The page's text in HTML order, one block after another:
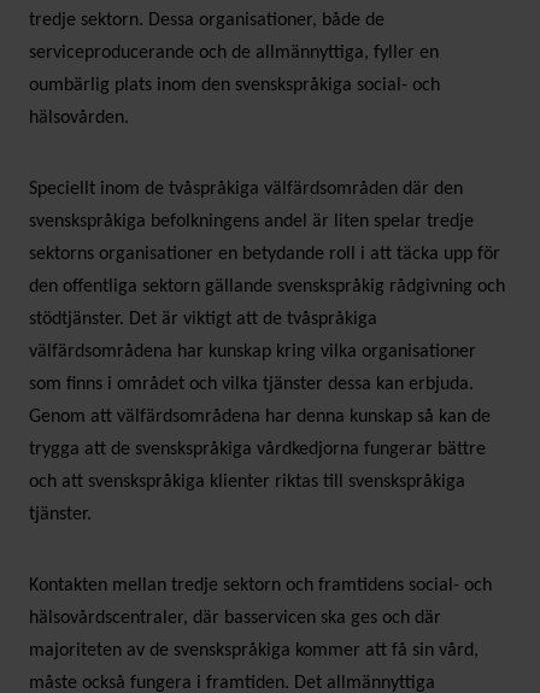
tredje sektorn. Dessa organisationer, både de
serviceproducerande och de allmännyttiga, fyller en
oumbärlig plats inom den svenskspråkiga social- och
hälsovården.
Speciellt inom de tvåspråkiga välfärdsområden där den
svenskspråkiga befolkningens andel är liten spelar tredje
sektorns organisationer en betydande roll i att täcka upp för
den offentliga sektorn gällande svenskspråkig rådgivning och
stödtjänster. Det är viktigt att de tvåspråkiga
välfärdsområdena har kunskap kring vilka organisationer
som finns i området och vilka tjänster dessa kan erbjuda.
Genom att välfärdsområdena har denna kunskap så kan de
trygga att de svenskspråkiga vårdkedjorna fungerar bättre
och att svenskspråkiga klienter riktas till svenskspråkiga
tjänster.
Kontakten mellan tredje sektorn och framtidens social- och
hälsovårdscentraler, där basservicen ska ges och där
majoriteten av de svenskspråkiga kommer att få sin vård,
måste också fungera i framtiden. Det allmännyttiga